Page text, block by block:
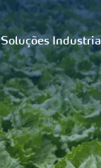
Soluções